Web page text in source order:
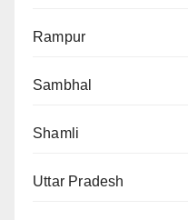
Rampur
Sambhal
Shamli
Uttar Pradesh